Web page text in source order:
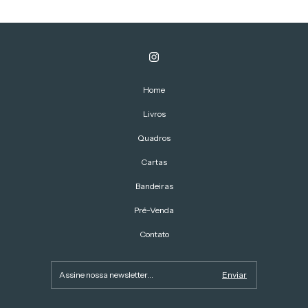
Home
Livros
Quadros
Cartas
Bandeiras
Pré-Venda
Contato